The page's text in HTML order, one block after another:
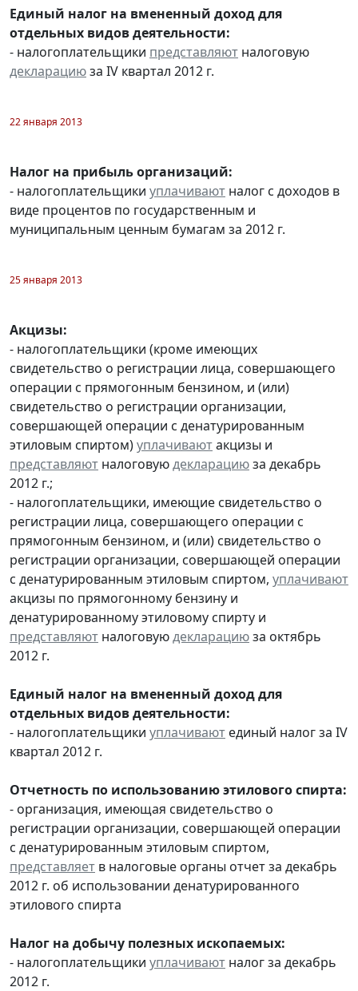
Единый налог на вмененный доход для
отдельных видов деятельности:
- налогоплательщики представляют налоговую
декларациюза IV квартал 2012 г.
22 января 2013
Налог на прибыль организаций:
- налогоплательщики уплачивают налог с доходов в
виде процентов по государственным и
муниципальным ценным бумагам за 2012 г.
25 января 2013
Акцизы:
- налогоплательщики (кроме имеющих
свидетельство о регистрации лица, совершающего
операции с прямогонным бензином, и (или)
свидетельство о регистрации организации,
совершающей операции с денатурированным
этиловым спиртом)уплачиваютакцизы и
представляют налоговуюдекларациюза декабрь
2012 г.;
- налогоплательщики, имеющие свидетельство о
регистрации лица, совершающего операции с
прямогонным бензином, и (или) свидетельство о
регистрации организации, совершающей операции
с денатурированным этиловым спиртом, уплачивают
акцизы по прямогонному бензину и
денатурированному этиловому спирту и
представляют налоговуюдекларациюза октябрь
2012 г.
Единый налог на вмененный доход для
отдельных видов деятельности:
- налогоплательщики уплачивают единый налог за IV
квартал 2012 г.
Отчетность по использованию этилового спирта:
- организация, имеющая свидетельство о
регистрации организации, совершающей операции
с денатурированным этиловым спиртом,
представляет в налоговые органы отчет за декабрь
2012 г. об использовании денатурированного
этилового спирта
Налог на добычу полезных ископаемых:
- налогоплательщики уплачивают налог за декабрь
2012 г.